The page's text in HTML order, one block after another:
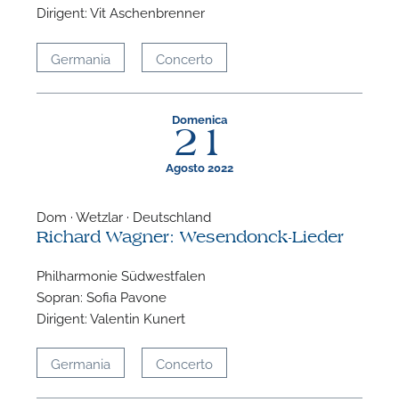
Dirigent: Vit Aschenbrenner
Germania Concerto
Domenica
21
Agosto 2022
Dom · Wetzlar · Deutschland
Richard Wagner: Wesendonck-Lieder
Philharmonie Südwestfalen
Sopran: Sofia Pavone
Dirigent: Valentin Kunert
Germania Concerto